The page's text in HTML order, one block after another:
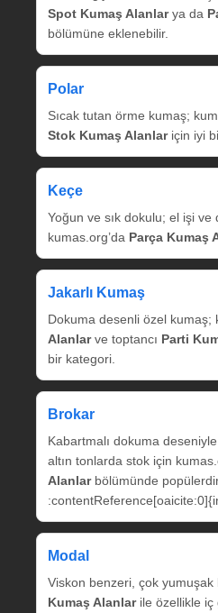
Spot Kumaş Alanlarya da
bölümüne eklenebilir.
Polar
Sıcak tutan örme kumaş;
Stok Kumaş Alanlariçin iyi
Keçe
Yoğun ve sık dokulu; el işi ve
kumas.org’da Parça Kumaş
Jakarlı Kumaş
Dokuma desenli özel kumaş;
Alanlarve toptancı Parti
bir kategori.
Brokar
Kabartmalı dokuma
altın tonlarda stok için
Alanlarbölümünde
Modal
Viskon benzeri, çok yumuşak
Kumaş Alanlarile özellikle iç